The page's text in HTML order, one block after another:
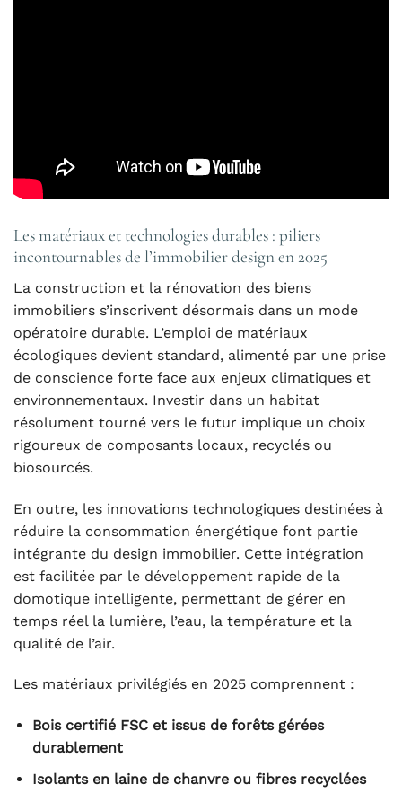
Les matériaux et technologies durables : piliers
incontournables de l’immobilier design en 2025
La construction et la rénovation des biens
immobiliers s’inscrivent désormais dans un mode
opératoire durable. L’emploi de matériaux
écologiques devient standard, alimenté par une prise
de conscience forte face aux enjeux climatiques et
environnementaux. Investir dans un habitat
résolument tourné vers le futur implique un choix
rigoureux de composants locaux, recyclés ou
biosourcés.
En outre, les innovations technologiques destinées à
réduire la consommation énergétique font partie
intégrante du design immobilier. Cette intégration
est facilitée par le développement rapide de la
domotique intelligente, permettant de gérer en
temps réel la lumière, l’eau, la température et la
qualité de l’air.
Les matériaux privilégiés en 2025 comprennent :
Bois certifié FSC et issus de forêts gérées
durablement
Isolants en laine de chanvre ou fibres recyclées